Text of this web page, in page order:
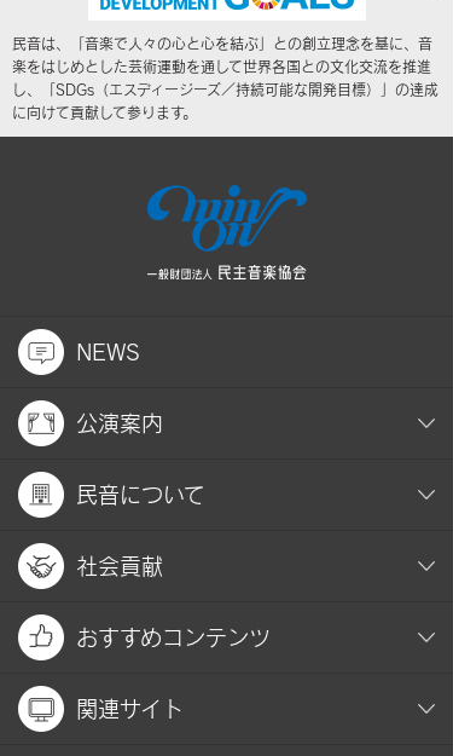
民音は、「音楽で人々の心と心を結ぶ」との創立理念を基に、音
楽をはじめとした芸術運動を通して世界各国との文化交流を推進
し、「SDGs（エスディージーズ／持続可能な開発目標）」の達成
に向けて貢献して参ります。
NEWS
公演案内
民音について
社会貢献
おすすめコンテンツ
関連サイト